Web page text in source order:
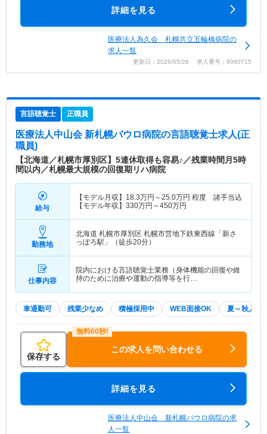
詳細を見る
医療法人為久会 札幌共立五輪橋病院の
求人一覧
更新日：2026/05/26 求人番号：9080715
言語聴覚士 正職員
医療法人中山会 新札幌パウロ病院の言語聴覚士求人(正
職員)
【北海道／札幌市厚別区】5連休取得も容易♪／残業時間月5時
間以内／札幌最大規模の回復期リハ病院
給与
【モデル月収】 18.3万円～25.0万円 程度 諸手当込
【モデル年収】 330万円～450万円
勤務地
北海道 札幌市厚別区 札幌市営地下鉄東西線「新さ
っぽろ駅」（徒歩20分）
仕事内容
院内における言語聴覚士業務（身体機能の回復や維
持のために治療や運動の指導等を行…
車通勤可 残業少なめ 積極採用中 WEB面接OK 夏～秋入職
保存する
この求人を問い合わせる
詳細を見る
医療法人中山会 新札幌パウロ病院の求
人一覧